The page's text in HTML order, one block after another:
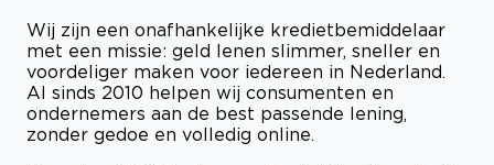
Wij zijn een onafhankelijke kredietbemiddelaar
met een missie: geld lenen slimmer, sneller en
voordeliger maken voor iedereen in Nederland.
Al sinds 2010 helpen wij consumenten en
ondernemers aan de best passende lening,
zonder gedoe en volledig online.